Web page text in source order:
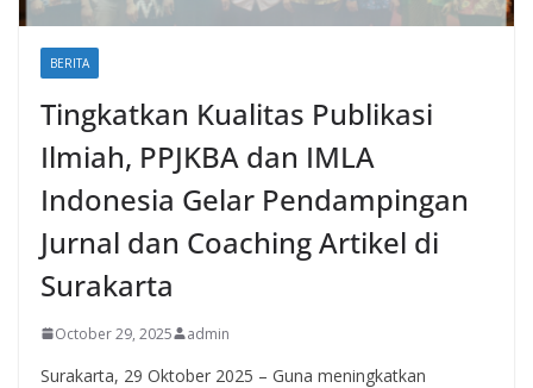
BERITA
Tingkatkan Kualitas Publikasi
Ilmiah, PPJKBA dan IMLA
Indonesia Gelar Pendampingan
Jurnal dan Coaching Artikel di
Surakarta
October 29, 2025 admin
Surakarta, 29 Oktober 2025 – Guna meningkatkan